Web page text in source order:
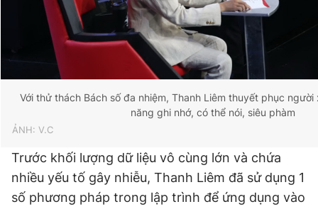
Với thử thách Bách số đa nhiệm, Thanh Liêm thuyết phục người
năng ghi nhớ, có thể nói, siêu phàm
ẢNH: V.C
Trước khối lượng dữ liệu vô cùng lớn và chứa
nhiều yếu tố gây nhiễu, Thanh Liêm đã sử dụng 1
số phương pháp trong lập trình để ứng dụng vào